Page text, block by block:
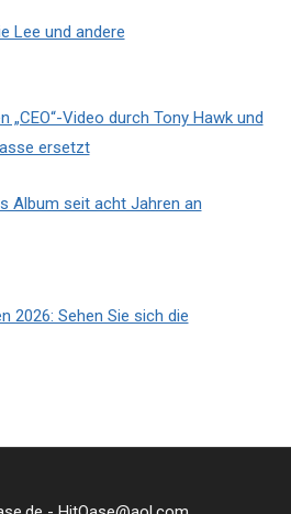
Lee und andere
„CEO“-Video durch Tony Hawk und
ersetzt
Album seit acht Jahren an
2026: Sehen Sie sich die